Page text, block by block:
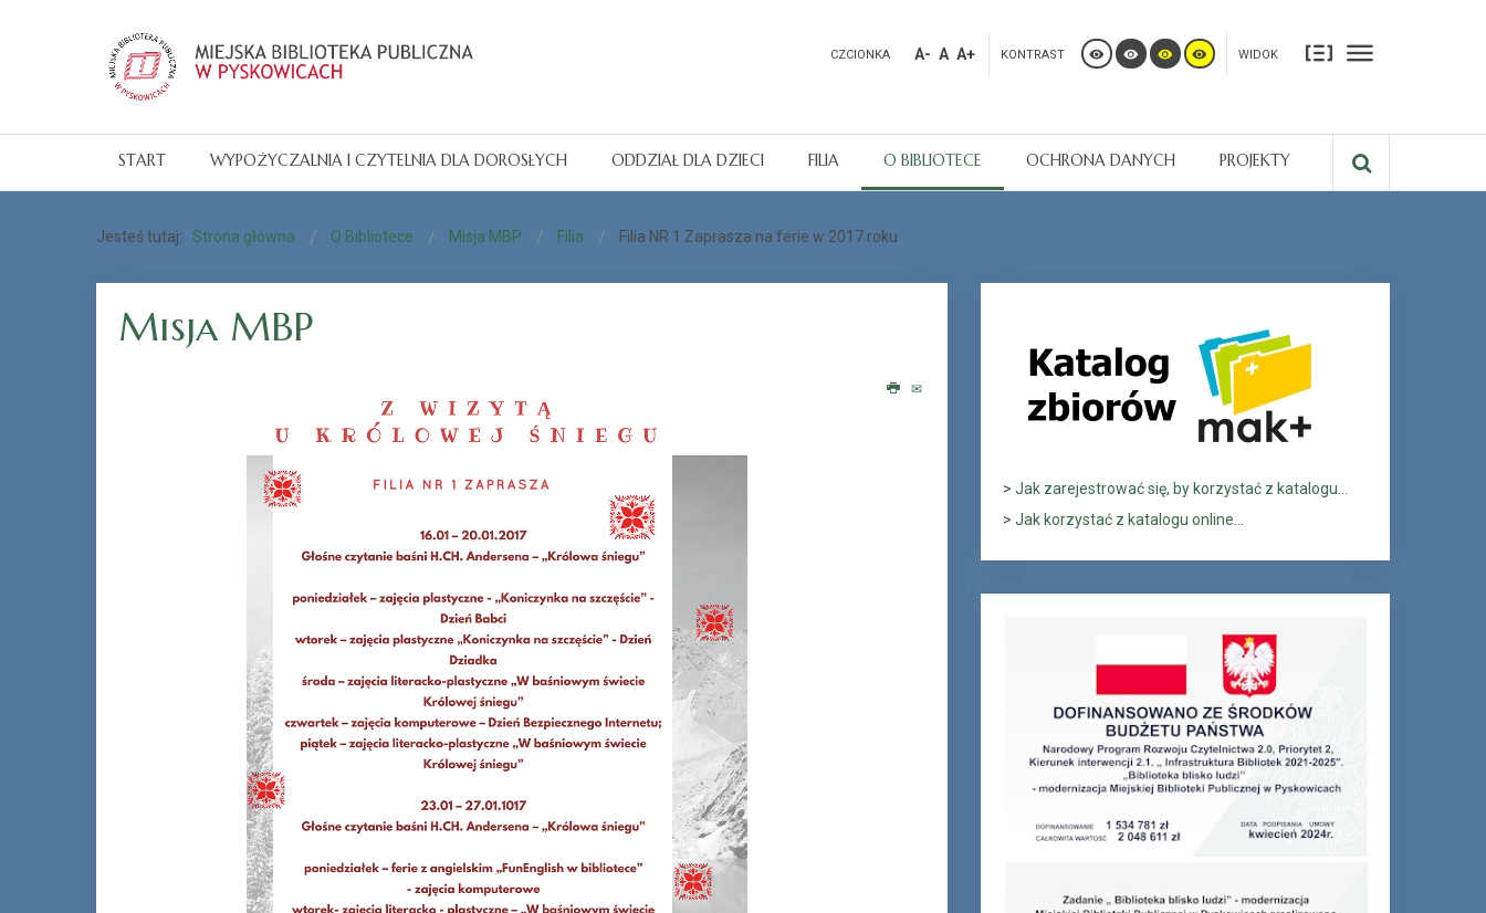
CZCIONKA A- A A+ KONTRAST WIDOK
START WYPOŻYCZALNIA I CZYTELNIA DLA DOROSŁYCH ODDZIAŁ DLA DZIECI FILIA O BIBLIOTECE OCHRONA DANYCH PROJEKTY
Jesteś tutaj: Strona główna O Bibliotece Misja MBP Filia Filia NR 1 Zaprasza na ferie w 2017 roku
Misja MBP
> Jak zarejestrować się, by korzystać z katalogu...
> Jak korzystać z katalogu online...